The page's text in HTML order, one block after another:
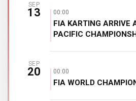
SEP
13 00:00
FIA KARTING ARRIVE
PACIFIC
SEP
20 00:00
FIA WORLD